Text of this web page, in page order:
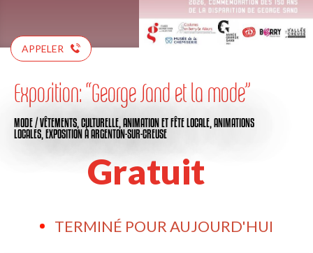
APPELER
Exposition: “George Sand et la mode”
MODE / VÊTEMENTS, CULTURELLE, ANIMATION ET FÊTE LOCALE, ANIMATIONS
LOCALES, EXPOSITIONÀ ARGENTON-SUR-CREUSE
Gratuit
TERMINÉ POUR AUJOURD'HUI